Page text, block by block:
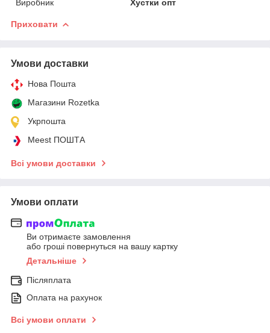
Виробник
Хустки опт
Приховати
Умови доставки
Нова Пошта
Магазини Rozetka
Укрпошта
Meest ПОШТА
Всі умови доставки
Умови оплати
Ви отримаєте замовлення
або гроші повернуться на вашу картку
Детальніше
Післяплата
Оплата на рахунок
Всі умови оплати